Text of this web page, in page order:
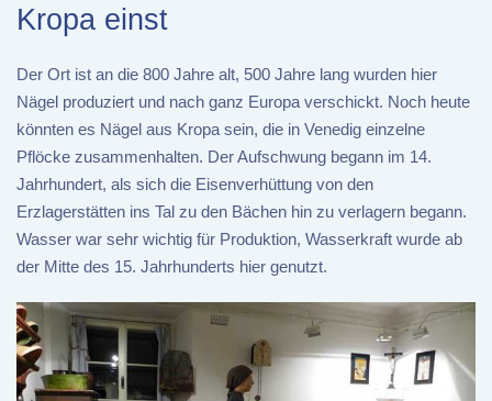
Kropa einst
Der Ort ist an die 800 Jahre alt, 500 Jahre lang wurden hier
Nägel produziert und nach ganz Europa verschickt. Noch heute
könnten es Nägel aus Kropa sein, die in Venedig einzelne
Pflöcke zusammenhalten. Der Aufschwung begann im 14.
Jahrhundert, als sich die Eisenverhüttung von den
Erzlagerstätten ins Tal zu den Bächen hin zu verlagern begann.
Wasser war sehr wichtig für Produktion, Wasserkraft wurde ab
der Mitte des 15. Jahrhunderts hier genutzt.